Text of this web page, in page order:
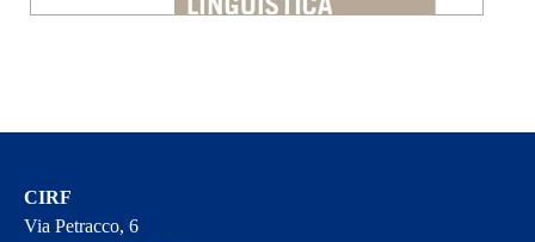
CIRF
Via Petracco, 6